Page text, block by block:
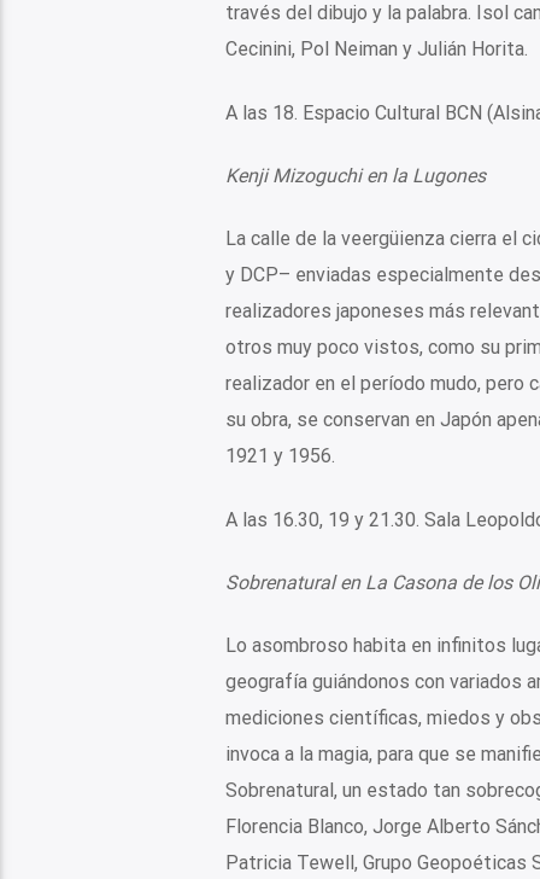
través del dibujo y la palabra. Isol
Cecinini, Pol Neiman y Julián Horita.
A las 18. Espacio Cultural BCN
Kenji Mizoguchi en la Lugones
La calle de la veergüienza cierra el
y DCP– enviadas especialmente
realizadores japoneses más
otros muy poco vistos, como su
realizador en el período mudo, pero
su obra, se conservan en Japón
1921 y 1956.
A las 16.30, 19 y 21.30. Sala
Sobrenatural en La Casona de los
Lo asombroso habita en infinitos
geografía guiándonos con variados
mediciones científicas, miedos y
invoca a la magia, para que se
Sobrenatural, un estado tan
Florencia Blanco, Jorge Alberto
Patricia Tewell, Grupo Geopoéticas